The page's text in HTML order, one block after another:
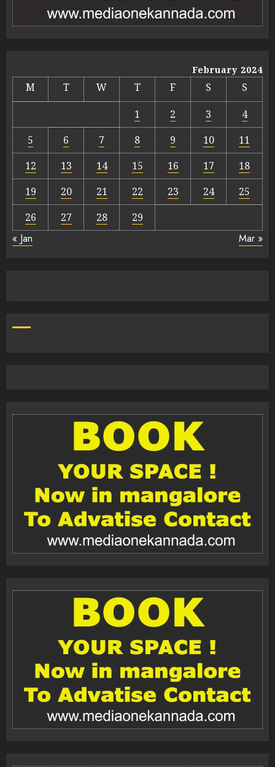
February 2024
M T W T F S
S
1
2 3
4
5
6 7 8 9 10
11
12
13 14 15 16 17
18
19
20 21 22 23 24
25
26
27 28 29
« Jan Mar »